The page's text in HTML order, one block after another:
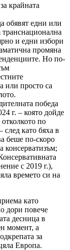
крайната
обявят едни или
и едни избори
промяна
Но по-
или просто са
победа
г. – която дойде
по
след като бяха в
беше по-скоро
консерватизъм;
с 2019 г.),
времето си на
като
дори повече
десница в
момент, а
за
Европа.